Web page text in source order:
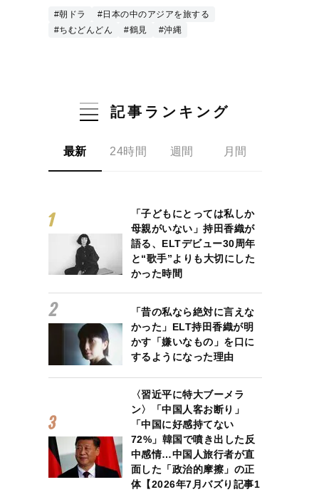
#朝ドラ
#日本の中のアジアを旅する
#ちむどんどん
#鶴見 #沖縄
記事ランキング
最新 24時間 週間 月間
「子どもにとっては私しか
母親がいない」持田香織が
語る、ELTデビュー30周年
と“歌手”よりも大切にした
かった時間
「昔の私なら絶対に言えな
かった」ELT持田香織が明
かす「嫌いなもの」を口に
するようになった理由
〈習近平に特大ブーメラ
ン〉「中国人客お断り」
「中国に好感持てない
72%」韓国で噴き出した反
中感情…中国人旅行者が直
面した「政治的摩擦」の正
体【2026年7月バズり記事1